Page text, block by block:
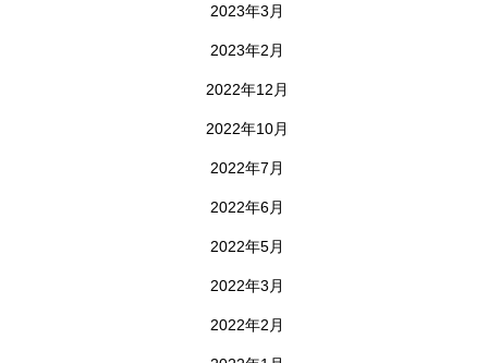
2023年3月
2023年2月
2022年12月
2022年10月
2022年7月
2022年6月
2022年5月
2022年3月
2022年2月